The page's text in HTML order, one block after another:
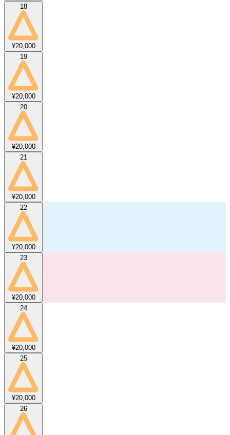
18
¥20,000
19
¥20,000
20
¥20,000
21
¥20,000
22
¥20,000
23
¥20,000
24
¥20,000
25
¥20,000
26